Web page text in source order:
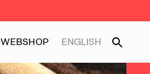
WEBSHOP ENGLISH